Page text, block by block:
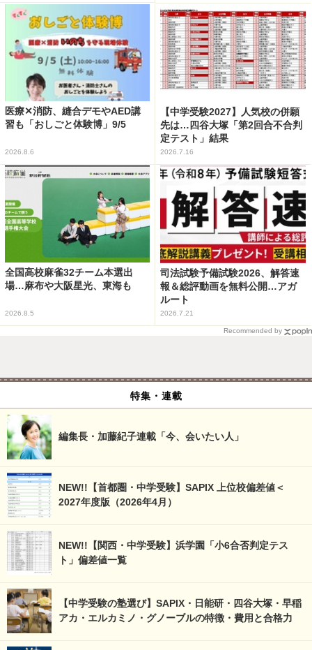
医療✕消防、縫合デモやAED講
習も「おしごと体験博」9/5
2026.8.6
【中学受験2027】人気校の併願
先は…四谷大塚「第2回合不合判
定テスト」結果
2026.7.16
全国高校麻雀32チーム本選出
場…麻布や大阪星光、東海も
2026.8.5
司法試験予備試験2026、解答速
報＆総評動画を無料公開…アガ
ルート
2026.7.21
Recommended by
特集・連載
編集長・加藤紀子連載「今、会いたい人」
NEW!!【首都圏・中学受験】SAPIX 上位校偏差値＜
2027年度版（2026年4月）
NEW!!【関西・中学受験】浜学園「小6合否判定テス
ト」偏差値一覧
【中学受験の塾選び】SAPIX・日能研・四谷大塚・早稲
アカ・エルカミノ・グノーブルの特徴・費用と合格力